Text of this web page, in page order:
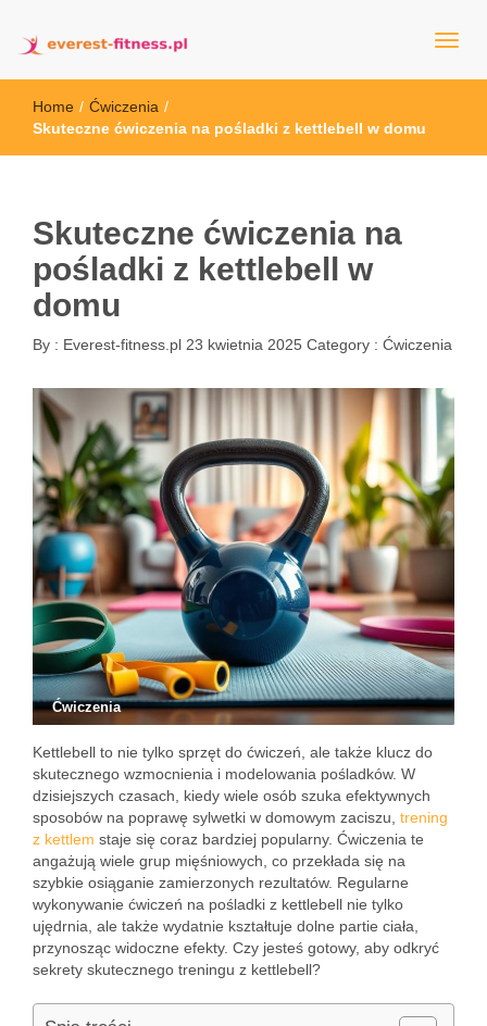
everest-fitness.pl
Home / Ćwiczenia /
Skuteczne ćwiczenia na pośladki z kettlebell w domu
Skuteczne ćwiczenia na
pośladki z kettlebell w
domu
By : Everest-fitness.pl 23 kwietnia 2025 Category : Ćwiczenia
Ćwiczenia
Kettlebell to nie tylko sprzęt do ćwiczeń, ale także klucz do
skutecznego wzmocnienia i modelowania pośladków. W
dzisiejszych czasach, kiedy wiele osób szuka efektywnych
sposobów na poprawę sylwetki w domowym zaciszu, trening
z kettlem staje się coraz bardziej popularny. Ćwiczenia te
angażują wiele grup mięśniowych, co przekłada się na
szybkie osiąganie zamierzonych rezultatów. Regularne
wykonywanie ćwiczeń na pośladki z kettlebell nie tylko
ujędrnia, ale także wydatnie kształtuje dolne partie ciała,
przynosząc widoczne efekty. Czy jesteś gotowy, aby odkryć
sekrety skutecznego treningu z kettlebell?